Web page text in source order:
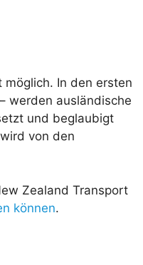
In den ersten
werden ausländische
und beglaubigt
von den
Zealand Transport
können.